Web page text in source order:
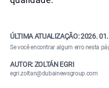
ÚLTIMA ATUALIZAÇÃO:2026.
Se você encontrar algum erro nesta
AUTOR: ZOLTÁN EGRI
egri.zoltan@dubainewsgroup.com